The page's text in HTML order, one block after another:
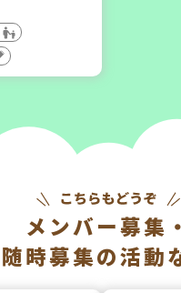
メンバー募集・
随時募集の活動